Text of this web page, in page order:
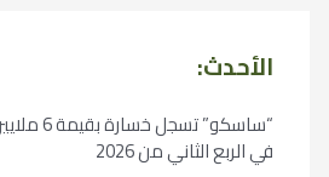
الأحدث:
“ساسكو” تسجل
في الربع الثاني من 2026